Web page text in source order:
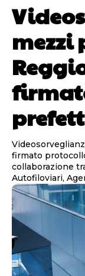
mezzi
firmato protocollo in
collaborazione
Autofiloviari,